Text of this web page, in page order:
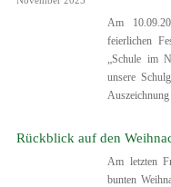
Am
feierlichen
„Schule im
unsere
Auszeichnung
Rückblick auf den
Am letzten
bunten